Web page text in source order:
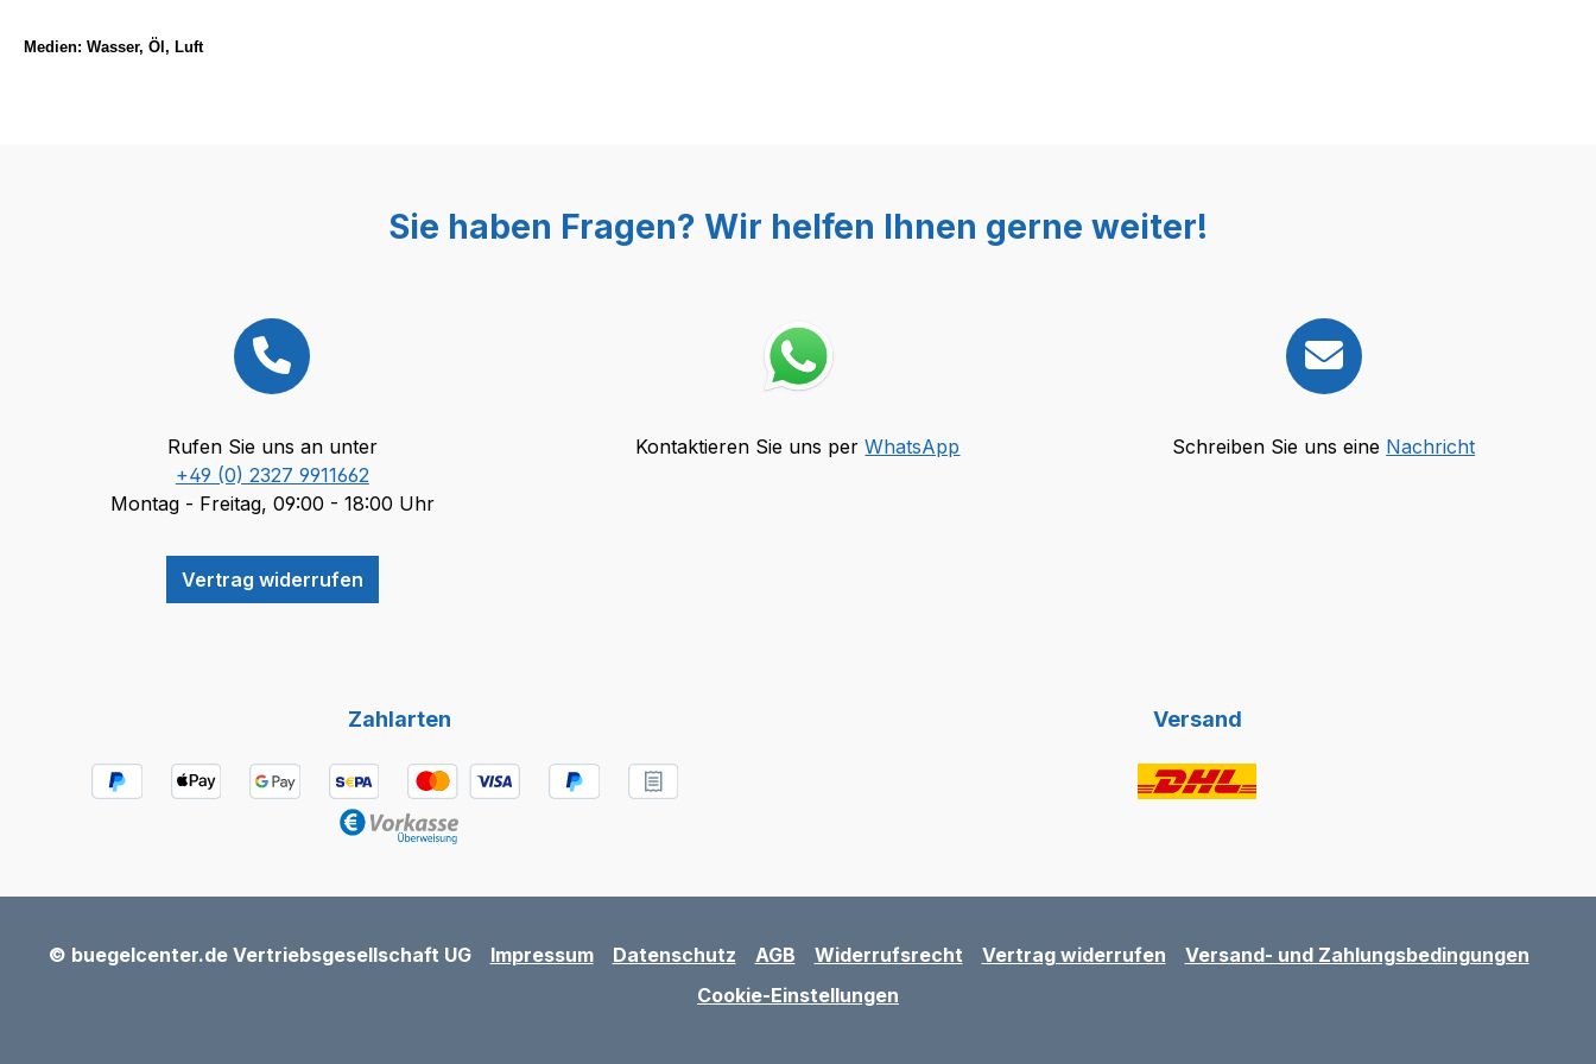
Medien: Wasser, Öl, Luft
Sie haben Fragen? Wir helfen Ihnen gerne weiter!
Rufen Sie uns an unter
+49 (0) 2327 9911662
Montag - Freitag, 09:00 - 18:00 Uhr
Vertrag widerrufen
Kontaktieren Sie uns perWhatsApp Schreiben Sie uns eine Nachricht
Zahlarten Versand
© buegelcenter.de Vertriebsgesellschaft UG Impressum Datenschutz AGB Widerrufsrecht Vertrag widerrufen
Versand- und Zahlungsbedingungen
Cookie-Einstellungen